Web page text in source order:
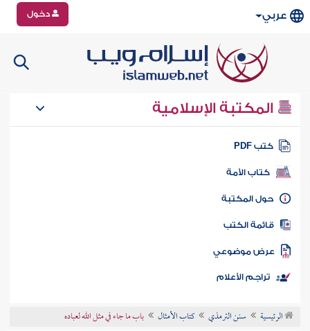
عربي دخول
المكتبة الإسلامية
كتب PDF
كتاب الأمة
المكتبة
الكتب
موضوعي
تراجم الأعلام
الرئيسية سنن الترمذي كتاب الأمثال باب ما جاء في مثل الله لعباده